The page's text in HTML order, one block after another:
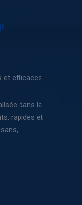
et efficaces.
dans la
rapides et